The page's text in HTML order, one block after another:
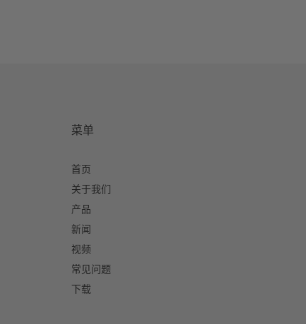
菜单
首页
关于我们
产品
新闻
视频
常见问题
下载